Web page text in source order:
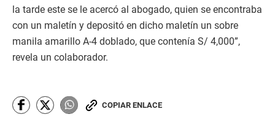
la tarde este se le acercó al abogado, quien se encontraba
con un maletín y depositó en dicho maletín un sobre
manila amarillo A-4 doblado, que contenía S/ 4,000”,
revela un colaborador.
COPIAR ENLACE